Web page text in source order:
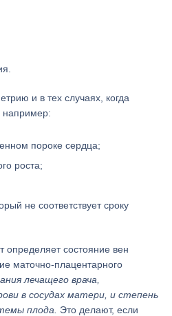
и в тех случаях, когда
например:
пороке сердца;
роста;
не соответствует сроку
определяет состояние вен
маточно-плацентарного
лечащего врача,
в сосудах матери, и степень
плода.
Это делают, если